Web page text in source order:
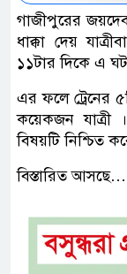
গাজীপুরের
ধাক্কা দেয়
১১টার দিকে এ
এর ফলে ট্রেনের
কয়েকজন যাত্রী
বিষয়টি নিশ্চিত
বিস্তারিত আসছে…